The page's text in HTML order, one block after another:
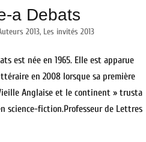
a Debats
2013, Les invités 2013
est née en 1965. Elle est apparue
en 2008 lorsque sa première
Anglaise et le continent » trusta
science-fiction.Professeur de Lettres